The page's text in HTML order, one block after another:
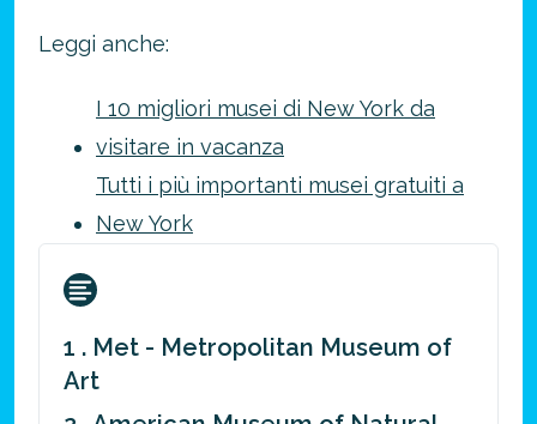
Leggi anche:
I 10 migliori musei di New York da
visitare in vacanza
Tutti i più importanti musei gratuiti a
New York
1 . Met - Metropolitan Museum of
Art